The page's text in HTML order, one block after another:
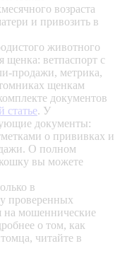
возраста
и привозить в
животного
щенка: ветпаспорт с
продажи, метрика,
щенкам
документов
статье. У
документы:
о прививках и
О полном
вы можете
в
проверенных
на мошеннические
о том, как
читайте в